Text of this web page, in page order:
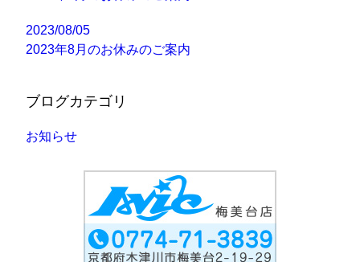
2023/08/05
2023年8月のお休みのご案内
ブログカテゴリ
お知らせ